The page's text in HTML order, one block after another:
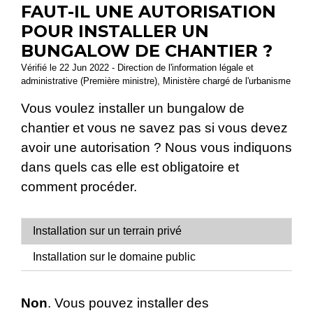
FAUT-IL UNE AUTORISATION
POUR INSTALLER UN
BUNGALOW DE CHANTIER ?
Vérifié le 22 Jun 2022 - Direction de l'information légale et
administrative (Première ministre), Ministère chargé de l'urbanisme
Vous voulez installer un bungalow de
chantier et vous ne savez pas si vous devez
avoir une autorisation ? Nous vous indiquons
dans quels cas elle est obligatoire et
comment procéder.
Installation sur un terrain privé
Installation sur le domaine public
Non. Vous pouvez installer des